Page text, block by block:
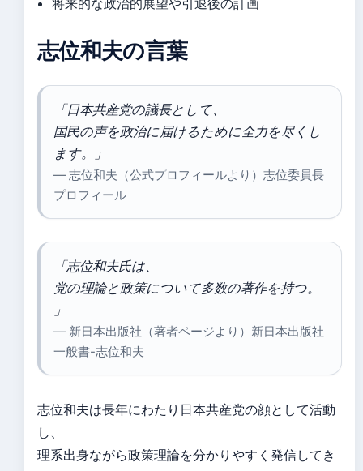
将来的な政治的展望や引退後の計画
志位和夫の言葉
「日本共産党の議長として、
国民の声を政治に届けるために全力を尽くし
ます。」
— 志位和夫（公式プロフィールより）志位委員長
プロフィール
「志位和夫氏は、
党の理論と政策について多数の著作を持つ。
」
— 新日本出版社（著者ページより）新日本出版社
一般書-志位和夫
志位和夫は長年にわたり日本共産党の顔として活動
し、
理系出身ながら政策理論を分かりやすく発信してき